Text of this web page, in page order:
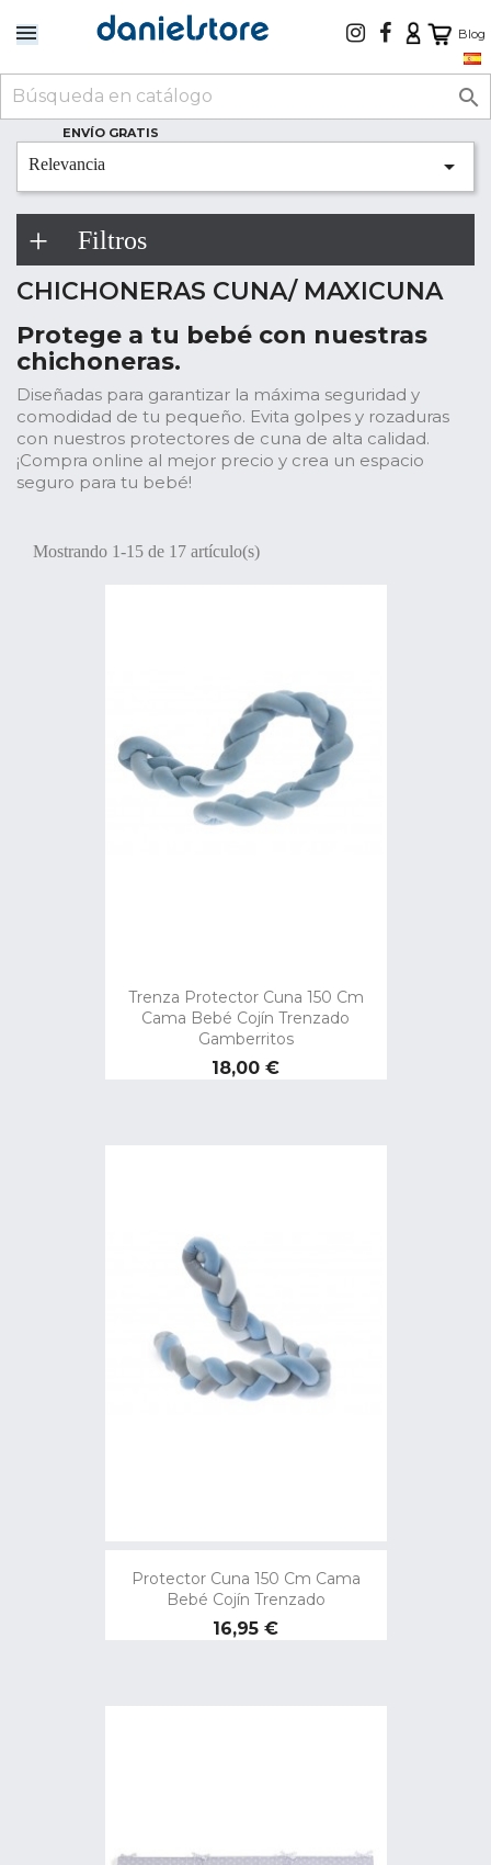
Blog

ENVÍO GRATIS
Relevancia 
Filtros
CHICHONERAS CUNA/ MAXICUNA
Protege a tu bebé con nuestras
chichoneras.
Diseñadas para garantizar la máxima seguridad y
comodidad de tu pequeño. Evita golpes y rozaduras
con nuestros protectores de cuna de alta calidad.
¡Compra online al mejor precio y crea un espacio
seguro para tu bebé!
Mostrando 1-15 de 17 artículo(s)
Trenza Protector Cuna 150 Cm
Cama Bebé Cojín Trenzado
Gamberritos
Precio
18,00 €
Protector Cuna 150 Cm Cama
Bebé Cojín Trenzado
Precio
16,95 €